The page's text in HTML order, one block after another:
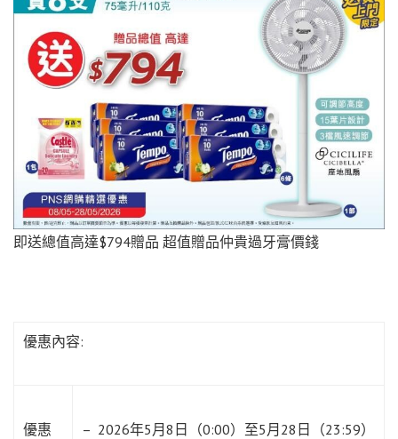
即送總值高達$794贈品 超值贈品仲貴過牙膏價錢
優惠內容:
優惠
– 2026年5月8日（0:00）至5月28日（23:59）